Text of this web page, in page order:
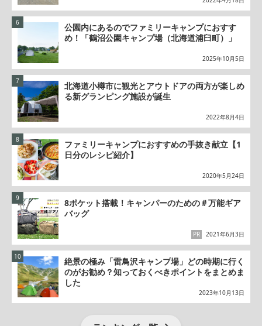
公園内にあるのでファミリーキャンプにおすす
め！「鶴沼公園キャンプ場（北海道浦臼町）」
2025年10月5日
北海道小樽市に観光とアウトドアの両方が楽しめ
る新グランピング施設が誕生
2022年8月4日
ファミリーキャンプにおすすめの手抜き献立【1
日分のレシピ紹介】
2020年5月24日
8ポケット搭載！キャンパーのための＃万能ギア
バッグ
2021年6月3日
PR
絶景の極み「雷鳥沢キャンプ場」どの時期に行く
のがお勧め？知っておくべきポイントをまとめま
した
2023年10月13日